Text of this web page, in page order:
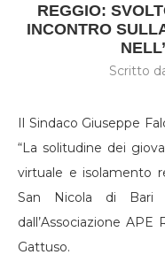
REGGIO:
INCONTRO
Scritto
Il Sindaco Giuseppe
“La solitudine dei
virtuale e isolamento
San Nicola di
dall’Associazione
Gattuso.